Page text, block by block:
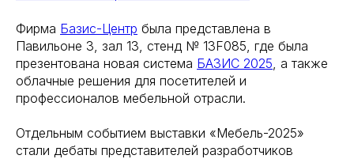
Фирма Базис-Центр была представлена в
Павильоне 3, зал 13, стенд № 13F085, где была
презентована новая система БАЗИС 2025, а также
облачные решения для посетителей и
профессионалов мебельной отрасли.
Отдельным событием выставки «Мебель-2025»
стали дебаты представителей разработчиков